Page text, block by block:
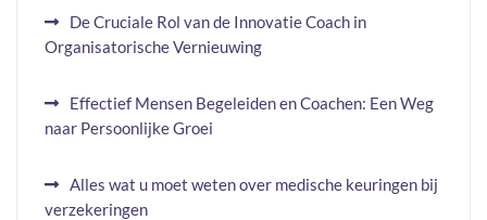
De Cruciale Rol van de Innovatie Coach in
Organisatorische Vernieuwing
Effectief Mensen Begeleiden en Coachen: Een Weg
naar Persoonlijke Groei
Alles wat u moet weten over medische keuringen bij
verzekeringen